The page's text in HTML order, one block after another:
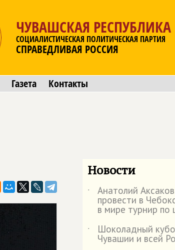
ЧУВАШСКАЯ РЕСПУБЛИКА
СОЦИАЛИСТИЧЕСКАЯ ПОЛИТИЧЕСКАЯ ПАРТИЯ
СПРАВЕДЛИВАЯ РОССИЯ
Газета Контакты
Новости
˙ Анатолий
провести в
в мире турнир
˙
Шоколадный
Чувашии и всей